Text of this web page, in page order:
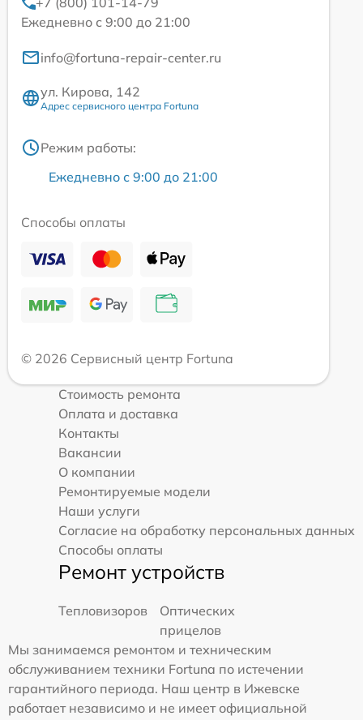
Ежедневно с 9:00 до 21:00
info@fortuna-repair-center.ru
ул. Кирова, 142
Адрес сервисного центра Fortuna
Режим работы:
Ежедневно с 9:00 до 21:00
Способы оплаты
© 2026 Сервисный центр Fortuna
Стоимость ремонта
Оплата и доставка
Контакты
Вакансии
О компании
Ремонтируемые модели
Наши услуги
Согласие на обработку персональных данных
Способы оплаты
Ремонт устройств
Тепловизоров
Оптических
прицелов
Мы занимаемся ремонтом и техническим
обслуживанием техники Fortuna по истечении
гарантийного периода. Наш центр в Ижевске
работает независимо и не имеет официальной